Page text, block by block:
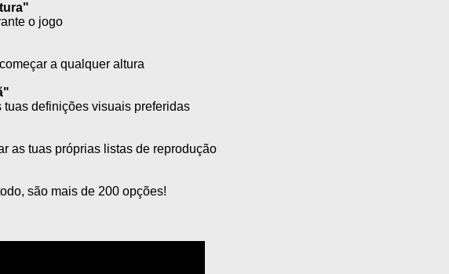
o jogo
a qualquer altura
definições visuais preferidas
as tuas próprias listas de reprodução
são mais de 200 opções!